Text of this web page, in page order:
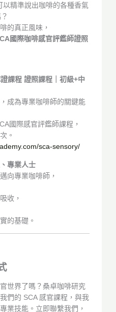
精準說出咖啡的各種香氣
的真正風味，
國際咖啡感官評鑑師證照
課程 證照課程｜初級+中
成為專業咖啡師的關鍵能
國際感官評鑑師課程，
。
sca-sensory/
專業人士
向專業咖啡師，
收，
的基礎。
世界了嗎？桑卓咖啡研究
們的 SCA 感官課程，與我
業技能。立即聯繫我們，